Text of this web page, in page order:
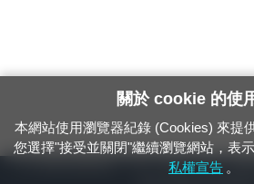
24小時緊急通報電話：1933（市話、手機，僅限
關於 cookie 的使
本網站使用瀏覽器紀錄 (Cookies) 來提
您選擇"接受並關閉"繼續瀏覽網站，表
私權宣告 。